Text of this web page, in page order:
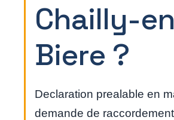
Chailly-
Biere ?
Declaration prealable en
demande de